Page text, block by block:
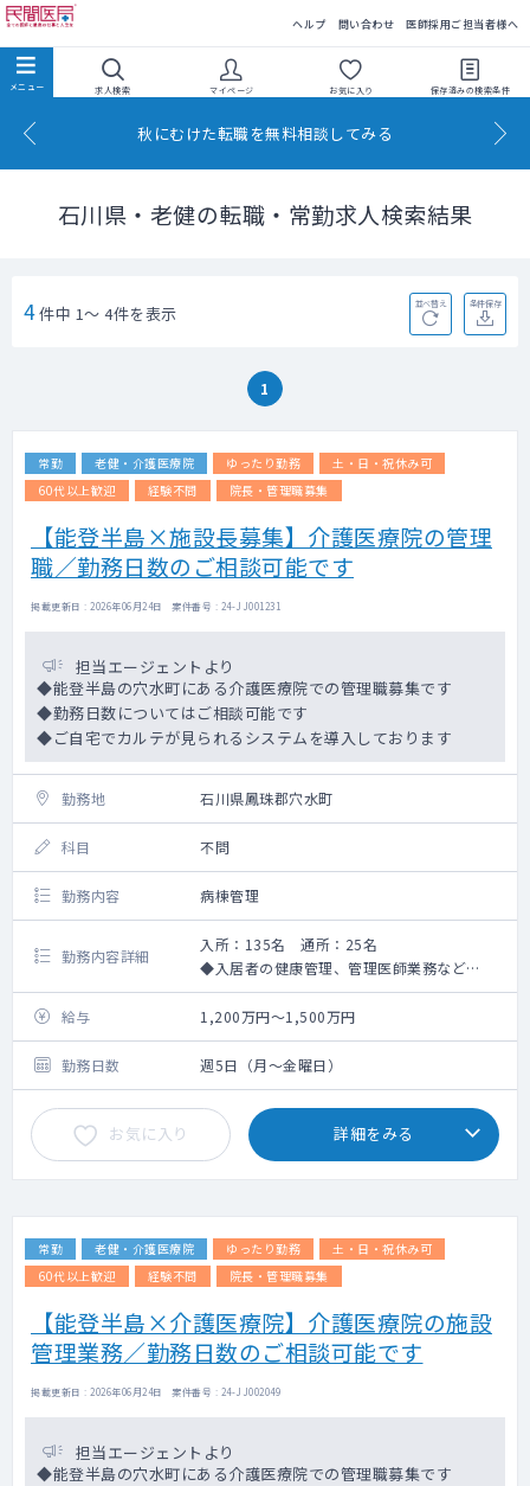
ヘルプ 問い合わせ 医師採用ご担当者様へ
求人検索 マイページ お気に入り 保存済みの検索条件
秋にむけた転職を無料相談してみる
石川県・老健の転職・常勤求人検索結果
4件中 1～ 4件を表示 並べ替え 条件保存
1
常勤 老健・介護医療院 ゆったり勤務
土・日・祝休み可
60代以上歓迎
経験不問 院長・管理職募集
【能登半島×施設長募集】介護医療院の管理
職／勤務日数のご相談可能です
掲載更新日 : 2026年06月24日 案件番号 : 24-JJ001231
担当エージェントより
◆能登半島の穴水町にある介護医療院での管理職募集です
◆勤務日数についてはご相談可能です
◆ご自宅でカルテが見られるシステムを導入しております
勤務地 石川県鳳珠郡穴水町
科目 不問
勤務内容 病棟管理
勤務内容詳細
入所：135名 通所：25名
◆入居者の健康管理、管理医師業務など
※能登半島地震の復興支援をご依頼する場合
がございます。
給与 1,200万円～1,500万円
勤務日数 週5日（月～金曜日）
お気に入り 詳細をみる
常勤 老健・介護医療院 ゆったり勤務
土・日・祝休み可
60代以上歓迎
経験不問 院長・管理職募集
【能登半島×介護医療院】介護医療院の施設
管理業務／勤務日数のご相談可能です
掲載更新日 : 2026年06月24日 案件番号 : 24-JJ002049
担当エージェントより
◆能登半島の穴水町にある介護医療院での管理職募集です